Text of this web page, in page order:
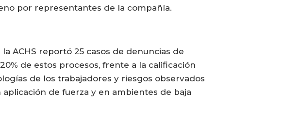
por representantes de la compañía.
ACHS reportó 25 casos de denuncias de
de estos procesos, frente a la calificación
de los trabajadores y riesgos observados
de fuerza y en ambientes de baja